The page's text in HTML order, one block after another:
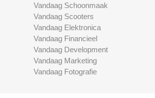
Vandaag Schoonmaak
Vandaag Scooters
Vandaag Elektronica
Vandaag Financieel
Vandaag Development
Vandaag Marketing
Vandaag Fotografie